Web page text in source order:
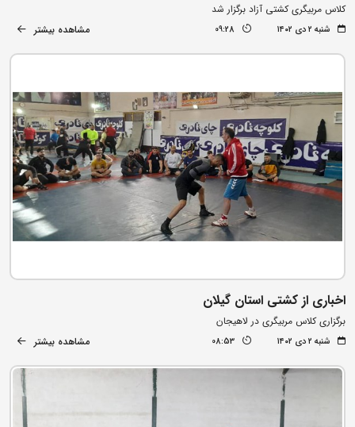
کلاس مربیگری کشتی آزاد برگزار شد
شنبه ۲ دی ۱۴۰۲ 09:28 مشاهده بیشتر
اخباری از کشتی استان گیلان
برگزاری کلاس مربیگری در لاهیجان
شنبه ۲ دی ۱۴۰۲ 08:53 مشاهده بیشتر